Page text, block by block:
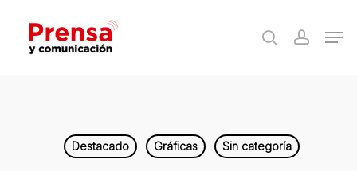
main
search
Destacado Gráficas Sin categoría